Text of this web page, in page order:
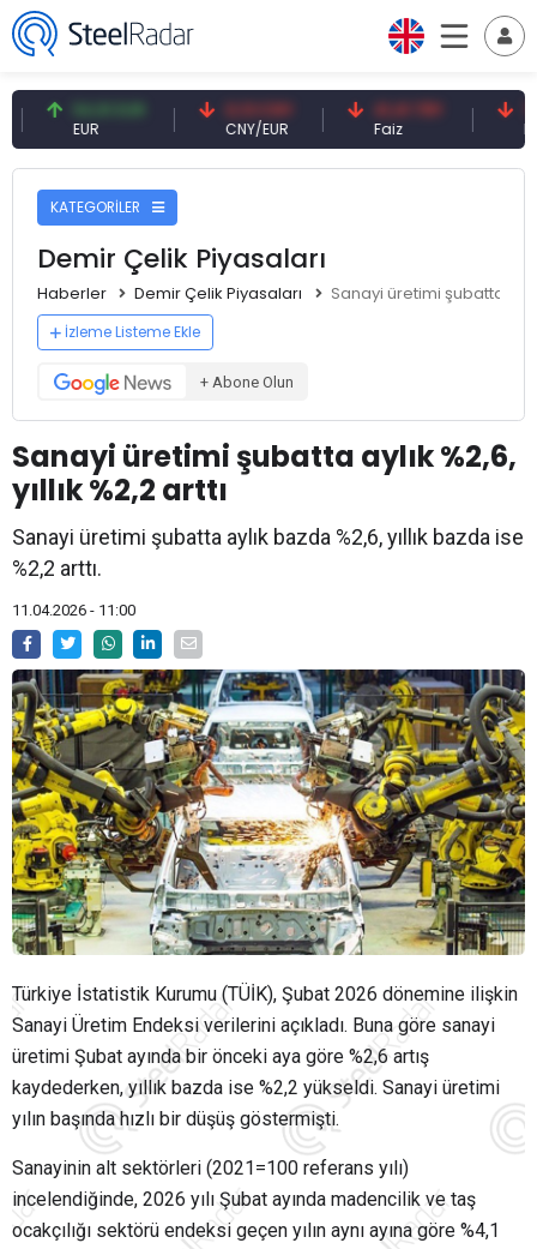
54,91 EUR 0,13 CNY
CNY/EUR
41,41 TRY 79,77
KATEGORİLER
Demir Çelik Piyasaları
Haberler Demir Çelik Piyasaları Sanayi üretimi şubatta aylık
İzleme Listeme Ekle
+ Abone Olun
Sanayi üretimi şubatta aylık %2,6,
yıllık %2,2 arttı
Sanayi üretimi şubatta aylık bazda %2,6, yıllık bazda ise
%2,2 arttı.
11.04.2026 - 11:00
Türkiye İstatistik Kurumu (TÜİK), Şubat 2026 dönemine ilişkin
Sanayi Üretim Endeksi verilerini açıkladı. Buna göre sanayi
üretimi Şubat ayında bir önceki aya göre %2,6 artış
kaydederken, yıllık bazda ise %2,2 yükseldi. Sanayi üretimi
yılın başında hızlı bir düşüş göstermişti.
Sanayinin alt sektörleri (2021=100 referans yılı)
incelendiğinde, 2026 yılı Şubat ayında madencilik ve taş
ocakçılığı sektörü endeksi geçen yılın aynı ayına göre %4,1